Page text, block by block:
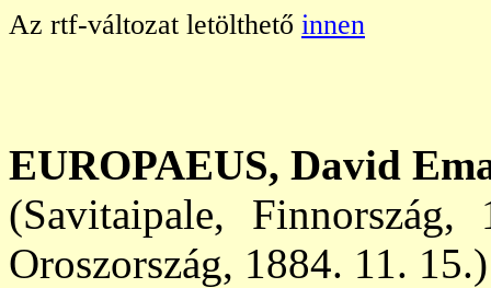
Az rtf-változat letölthető innen
EUROPAEUS, David
(Savitaipale,
Oroszország, 1884. 11. 15.)